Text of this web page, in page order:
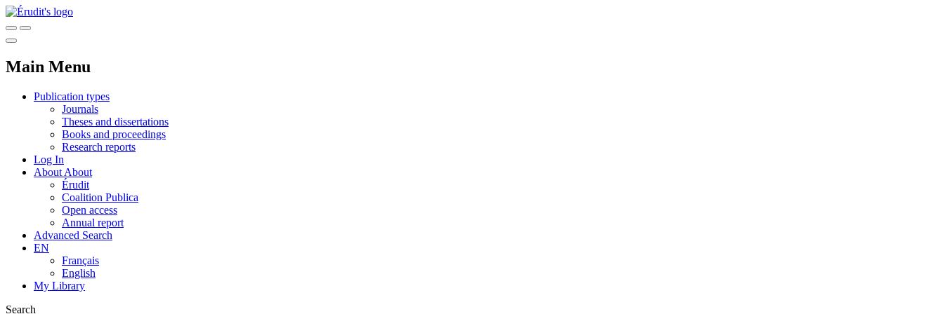
Main Menu
Publication types
Journals
Theses and dissertations
Books and proceedings
Research reports
Log In
About About
Érudit
Coalition Publica
Open access
Annual report
Advanced Search
EN
Français
English
My Library
Search